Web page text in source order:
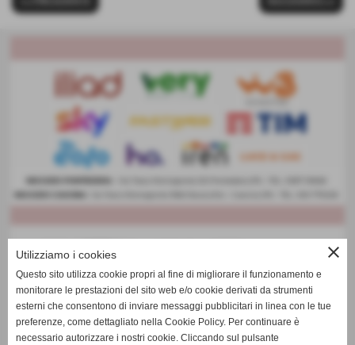
close
Utilizziamo i cookies
Questo sito utilizza cookie propri al fine di migliorare il funzionamento e
monitorare le prestazioni del sito web e/o cookie derivati da strumenti
esterni che consentono di inviare messaggi pubblicitari in linea con le tue
preferenze, come dettagliato nella Cookie Policy. Per continuare è
necessario autorizzare i nostri cookie. Cliccando sul pulsante